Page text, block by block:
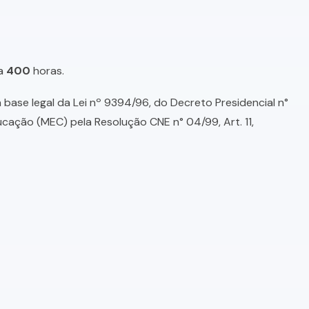
400 horas.
legal da Lei nº 9394/96, do Decreto Presidencial n°
(MEC) pela Resolução CNE n° 04/99, Art. 11,